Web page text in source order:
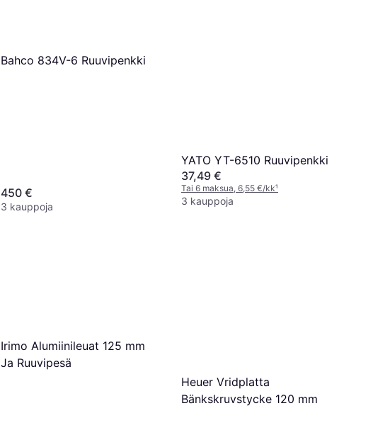
Bahco 834V-6 Ruuvipenkki
450 €
3 kauppoja
YATO YT-6510 Ruuvipenkki
37,49 €
Tai 6 maksua, 6,55 €/kk¹
3 kauppoja
Irimo Alumiinileuat 125 mm
Ja Ruuvipesä
Heuer Vridplatta
Bänkskruvstycke 120 mm